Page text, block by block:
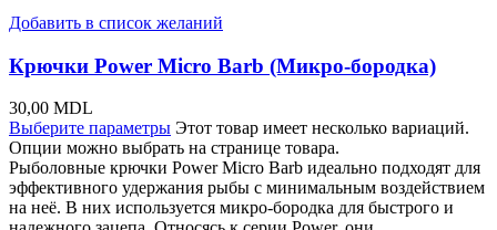
Добавить в список желаний
Крючки Power Micro Barb (Микро-бородка)
30,00 MDL
Выберите параметры Этот товар имеет несколько вариаций.
Опции можно выбрать на странице товара.
Рыболовные крючки Power Micro Barb идеально подходят для
эффективного удержания рыбы с минимальным воздействием
на неё. В них используется микро-бородка для быстрого и